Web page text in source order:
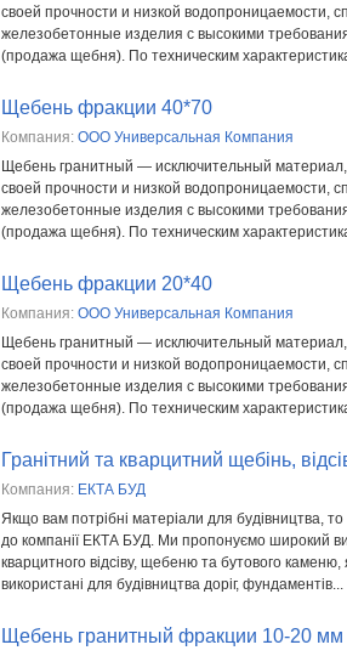
своей прочности и низкой водопроницаемости,
железобетонные изделия с высокими
(продажа щебня). По техническим
Щебень фракции 40*70
Компания: ООО Универсальная Компания
Щебень гранитный — исключительный
своей прочности и низкой водопроницаемости,
железобетонные изделия с высокими
(продажа щебня). По техническим
Щебень фракции 20*40
Компания: ООО Универсальная Компания
Щебень гранитный — исключительный
своей прочности и низкой водопроницаемости,
железобетонные изделия с высокими
(продажа щебня). По техническим
Гранітний та кварцитний щебінь,
Компания: ЕКТА БУД
Якщо вам потрібні матеріали для будівництва,
до компанії ЕКТА БУД. Ми пропонуємо широкий
кварцитного відсіву, щебеню та бутового каменю,
використані для будівництва доріг, фундаментів...
Щебень гранитный фракции 10-20 мм